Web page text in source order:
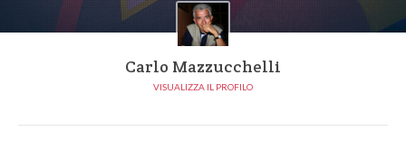
Carlo Mazzucchelli
VISUALIZZA IL PROFILO